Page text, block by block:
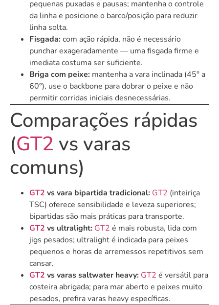
pequenas puxadas e pausas; mantenha o controle
da linha e posicione o barco/posição para reduzir
linha solta.
Fisgada:com ação rápida, não é necessário
punchar exageradamente — uma fisgada firme e
imediata costuma ser suficiente.
Briga com peixe: mantenha a vara inclinada (45° a
60°), use o backbone para dobrar o peixe e não
permitir corridas iniciais desnecessárias.
Comparações rápidas
(GT2 vs varas
comuns)
GT2 vs vara bipartida tradicional: GT2 (inteiriça
TSC) oferece sensibilidade e leveza superiores;
bipartidas são mais práticas para transporte.
GT2 vs ultralight: GT2 é mais robusta, lida com
jigs pesados; ultralight é indicada para peixes
pequenos e horas de arremessos repetitivos sem
cansar.
GT2 vs varas saltwater heavy: GT2 é versátil para
costeira abrigada; para mar aberto e peixes muito
pesados, prefira varas heavy específicas.